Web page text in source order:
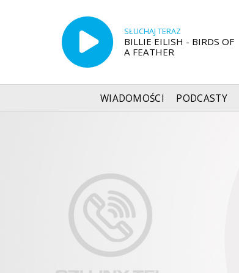
SŁUCHAJ TERAZ
BILLIE EILISH - BIRDS OF
A FEATHER
WIADOMOŚCI PODCASTY